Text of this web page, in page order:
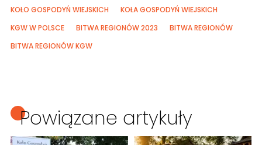
KOŁO GOSPODYŃ WIEJSKICH
KOŁA GOSPODYŃ WIEJSKICH
KGW W POLSCE
BITWA REGIONÓW 2023
BITWA REGIONÓW
BITWA REGIONÓW KGW
Powiązane artykuły